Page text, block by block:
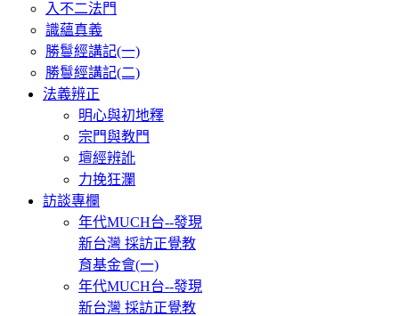
入不二法門
識蘊真義
勝鬘經講記(一)
勝鬘經講記(二)
法義辨正
明心與初地釋
宗門與教門
壇經辨訛
力挽狂瀾
訪談專欄
年代MUCH台--發現
新台灣 採訪正覺教
育基金會(一)
年代MUCH台--發現
新台灣 採訪正覺教